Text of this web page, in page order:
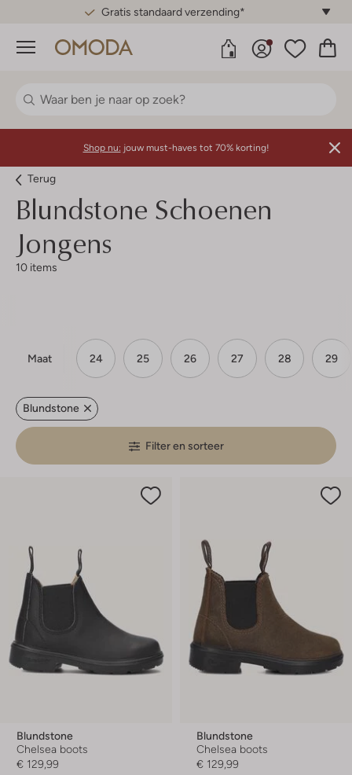
Gratis standaard verzending*
Menu
Shop nu: jouw must-haves tot 70% korting!
Terug
Blundstone Schoenen
Jongens
10 items
Maat 24 25 26 27 28 29
Blundstone
Filter en sorteer
Blundstone
Chelsea boots
€ 129,99
Blundstone
Chelsea boots
€ 129,99